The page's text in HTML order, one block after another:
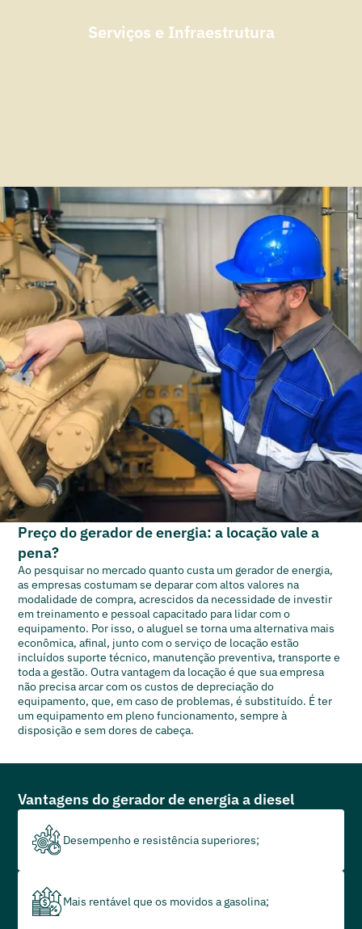
Serviços e Infraestrutura
Preço do gerador de energia: a locação vale a
pena?
Ao pesquisar no mercado quanto custa um gerador de energia,
as empresas costumam se deparar com altos valores na
modalidade de compra, acrescidos da necessidade de investir
em treinamento e pessoal capacitado para lidar com o
equipamento. Por isso, o aluguel se torna uma alternativa mais
econômica, afinal, junto com o serviço de locação estão
incluídos suporte técnico, manutenção preventiva, transporte e
toda a gestão. Outra vantagem da locação é que sua empresa
não precisa arcar com os custos de depreciação do
equipamento, que, em caso de problemas, é substituído. É ter
um equipamento em pleno funcionamento, sempre à
disposição e sem dores de cabeça.
Vantagens do gerador de energia a diesel
Desempenho e resistência superiores;
Mais rentável que os movidos a gasolina;